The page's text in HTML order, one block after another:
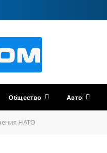
Общество Авто
НАТО